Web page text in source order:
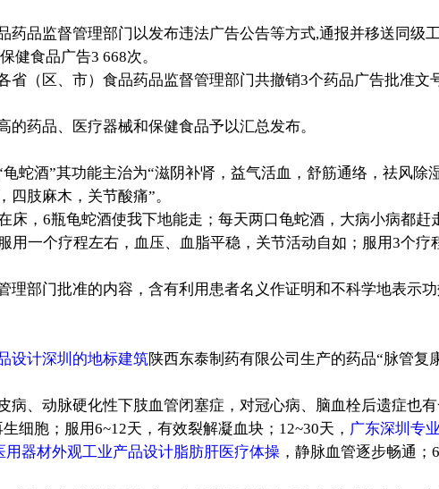
品监督管理部门以发布违法广告公告等方式,通报并移送同级
健食品广告3 668次。
省（区、市）食品药品监督管理部门共撤销3个药品广告批准文
药品、医疗器械和保健食品予以汇总发布。
酒”其功能主治为“滋阴补肾，益气活血，舒筋通络，祛风除湿
肢麻木，关节酸痛”。
床，6瓶龟蛇酒使我下地能走；每天两口龟蛇酒，大病小病都
用一个疗程左右，血压、血脂平稳，关节活动自如；服用3个
理部门批准的内容，含有利用患者名义作证明和不科学地表示
设计深圳的地标建筑陕西东泰制药有限公司生产的药品“脉管复
、动脉硬化性下肢血管闭塞症，对冠心病、脑血栓后遗症也有
细胞；服用6~12天，有效裂解凝血块；12~30天， 广东深圳专
用器材外观工业产品设计脂肪肝医疗体操，静脉血管逐步畅通；